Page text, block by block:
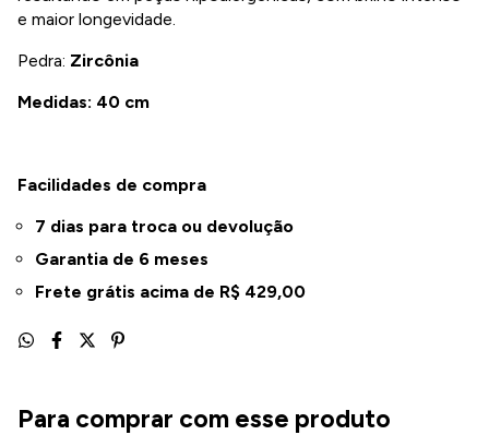
e maior longevidade.
Pedra: Zircônia
Medidas: 40 cm
Facilidades de compra
7 dias para troca ou devolução
Garantia de 6 meses
Frete grátis acima de R$ 429,00
Para comprar com esse produto